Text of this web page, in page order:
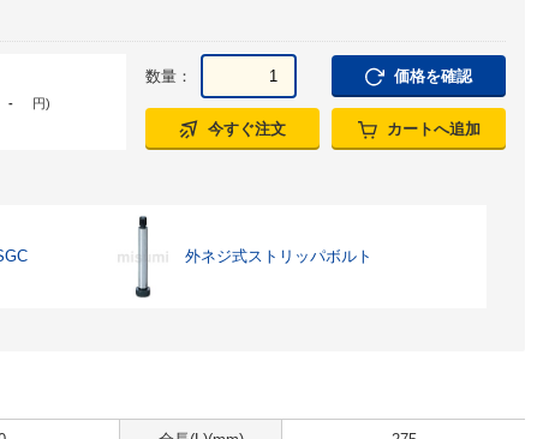
- 円)
数量： 価格を確認
今すぐ注文 カートへ追加
外ネジ式ストリッパボルト